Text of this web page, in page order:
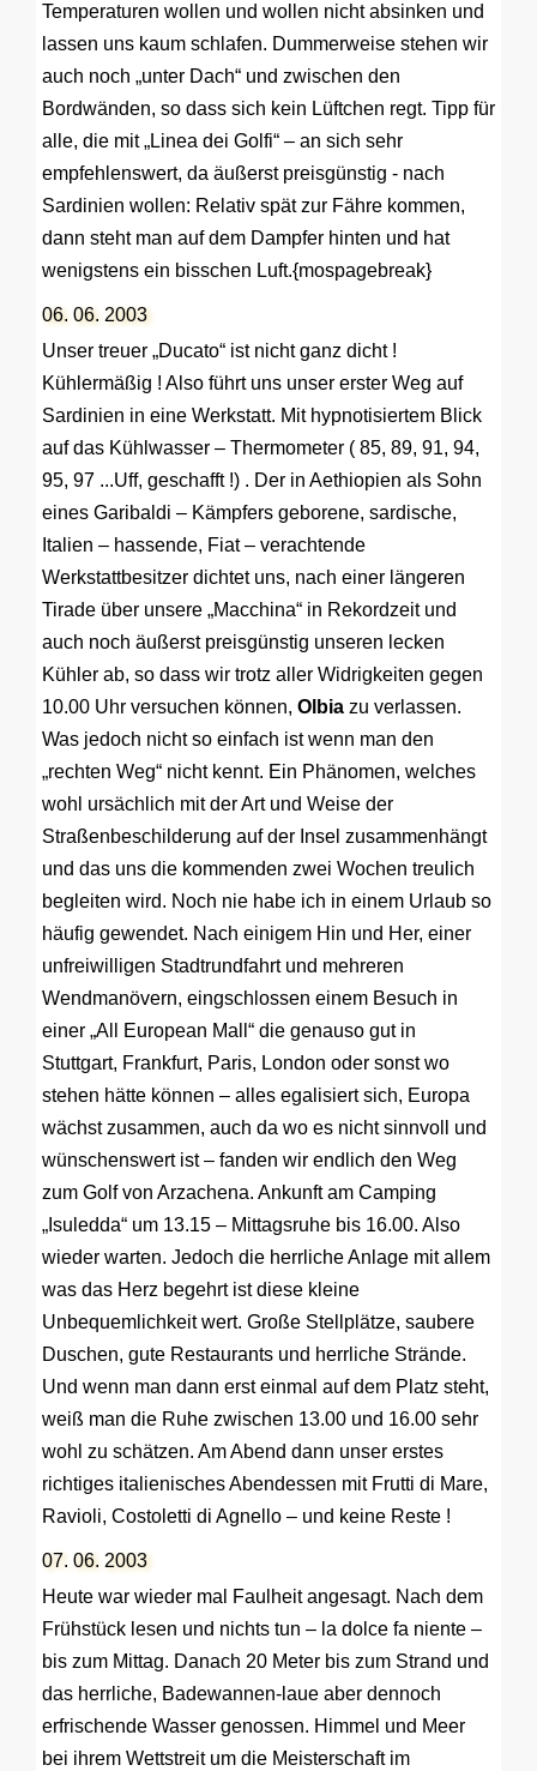
Temperaturen wollen und wollen nicht absinken und
lassen uns kaum schlafen. Dummerweise stehen wir
auch noch „unter Dach“ und zwischen den
Bordwänden, so dass sich kein Lüftchen regt. Tipp für
alle, die mit „Linea dei Golfi“ – an sich sehr
empfehlenswert, da äußerst preisgünstig - nach
Sardinien wollen: Relativ spät zur Fähre kommen,
dann steht man auf dem Dampfer hinten und hat
wenigstens ein bisschen Luft.{mospagebreak}
06. 06. 2003
Unser treuer „Ducato“ ist nicht ganz dicht !
Kühlermäßig ! Also führt uns unser erster Weg auf
Sardinien in eine Werkstatt. Mit hypnotisiertem Blick
auf das Kühlwasser – Thermometer ( 85, 89, 91, 94,
95, 97 ...Uff, geschafft !) . Der in Aethiopien als Sohn
eines Garibaldi – Kämpfers geborene, sardische,
Italien – hassende, Fiat – verachtende
Werkstattbesitzer dichtet uns, nach einer längeren
Tirade über unsere „Macchina“ in Rekordzeit und
auch noch äußerst preisgünstig unseren lecken
Kühler ab, so dass wir trotz aller Widrigkeiten gegen
10.00 Uhr versuchen können, Olbia zu verlassen.
Was jedoch nicht so einfach ist wenn man den
„rechten Weg“ nicht kennt. Ein Phänomen, welches
wohl ursächlich mit der Art und Weise der
Straßenbeschilderung auf der Insel zusammenhängt
und das uns die kommenden zwei Wochen treulich
begleiten wird. Noch nie habe ich in einem Urlaub so
häufig gewendet. Nach einigem Hin und Her, einer
unfreiwilligen Stadtrundfahrt und mehreren
Wendmanövern, eingschlossen einem Besuch in
einer „All European Mall“ die genauso gut in
Stuttgart, Frankfurt, Paris, London oder sonst wo
stehen hätte können – alles egalisiert sich, Europa
wächst zusammen, auch da wo es nicht sinnvoll und
wünschenswert ist – fanden wir endlich den Weg
zum Golf von Arzachena. Ankunft am Camping
„Isuledda“ um 13.15 – Mittagsruhe bis 16.00. Also
wieder warten. Jedoch die herrliche Anlage mit allem
was das Herz begehrt ist diese kleine
Unbequemlichkeit wert. Große Stellplätze, saubere
Duschen, gute Restaurants und herrliche Strände.
Und wenn man dann erst einmal auf dem Platz steht,
weiß man die Ruhe zwischen 13.00 und 16.00 sehr
wohl zu schätzen. Am Abend dann unser erstes
richtiges italienisches Abendessen mit Frutti di Mare,
Ravioli, Costoletti di Agnello – und keine Reste !
07. 06. 2003
Heute war wieder mal Faulheit angesagt. Nach dem
Frühstück lesen und nichts tun – la dolce fa niente –
bis zum Mittag. Danach 20 Meter bis zum Strand und
das herrliche, Badewannen-laue aber dennoch
erfrischende Wasser genossen. Himmel und Meer
bei ihrem Wettstreit um die Meisterschaft im